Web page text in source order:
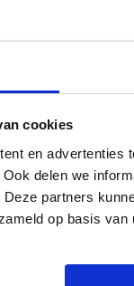
cookies
en
delen we
partners
op basis